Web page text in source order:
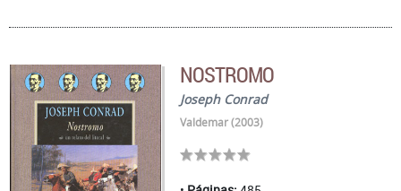
NOSTROMO
Joseph Conrad
Valdemar (2003)